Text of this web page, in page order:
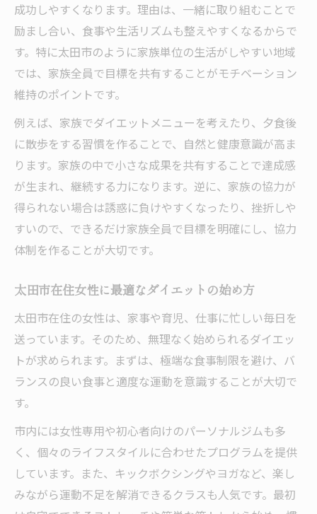
隙間時間にできるダイエット運動のアイデ
ア
家事や育児の合間にできる運動不足解消法
短時間で効果的なダイエット習慣の作り方
忙しい主婦も続けやすい時短運動のコツ
無理せず続ける隙間時間ダイエットの工夫
続けやすい太田市発ダイエットアイデア
続けやすい太田市発ダイエットの新習慣
家族で無理なく続けるダイエットアイデア
集
太田市の住みやすさを活かした運動不足対
太田市発信ならではの運動不足解消ヒント
成功しやすくなります。理由は、一緒に取り組むことで
励まし合い、食事や生活リズムも整えやすくなるからで
す。特に太田市のように家族単位の生活がしやすい地域
では、家族全員で目標を共有することがモチベーション
維持のポイントです。
例えば、家族でダイエットメニューを考えたり、夕食後
に散歩をする習慣を作ることで、自然と健康意識が高ま
ります。家族の中で小さな成果を共有することで達成感
が生まれ、継続する力になります。逆に、家族の協力が
得られない場合は誘惑に負けやすくなったり、挫折しや
すいので、できるだけ家族全員で目標を明確にし、協力
体制を作ることが大切です。
太田市在住女性に最適なダイエットの始め方
太田市在住の女性は、家事や育児、仕事に忙しい毎日を
送っています。そのため、無理なく始められるダイエッ
トが求められます。まずは、極端な食事制限を避け、バ
ランスの良い食事と適度な運動を意識することが大切で
す。
市内には女性専用や初心者向けのパーソナルジムも多
く、個々のライフスタイルに合わせたプログラムを提供
しています。また、キックボクシングやヨガなど、楽し
みながら運動不足を解消できるクラスも人気です。最初